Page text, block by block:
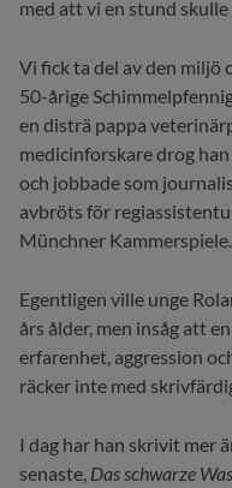
med att vi en stund
Vi fick ta del av den miljö
50-årige
en disträ pappa
medicinforskare drog
och jobbade som
avbröts för
Münchner Kammerspiele.
Egentligen ville unge
års ålder, men insåg att
erfarenhet, aggression
räcker inte med
I dag har han skrivit mer
senaste, Das schwarze